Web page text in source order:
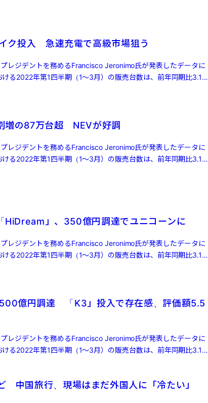
ク投入 急速充電で高級市場狙う
レジデントを務めるFrancisco Jeronimo氏が発表したデータに
る2022年第1四半期（1～3月）の販売台数は、前年同期比3.1%
増の87万台超 NEVが好調
レジデントを務めるFrancisco Jeronimo氏が発表したデータに
る2022年第1四半期（1～3月）の販売台数は、前年同期比3.1%
」、350億円調達でユニコーンに
レジデントを務めるFrancisco Jeronimo氏が発表したデータに
る2022年第1四半期（1～3月）の販売台数は、前年同期比3.1%
億円調達 「K3」投入で存在感、評価額5.5
レジデントを務めるFrancisco Jeronimo氏が発表したデータに
る2022年第1四半期（1～3月）の販売台数は、前年同期比3.1%
中国旅行、現場はまだ外国人に「冷たい」